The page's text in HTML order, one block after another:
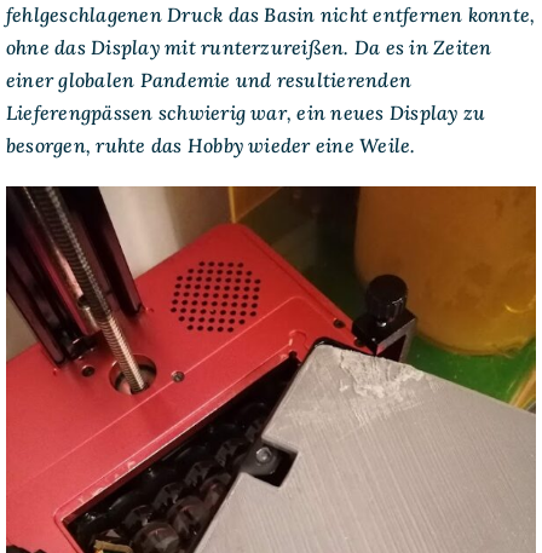
fehlgeschlagenen Druck das Basin nicht entfernen konnte,
ohne das Display mit runterzureißen. Da es in Zeiten
einer globalen Pandemie und resultierenden
Lieferengpässen schwierig war, ein neues Display zu
besorgen, ruhte das Hobby wieder eine Weile.